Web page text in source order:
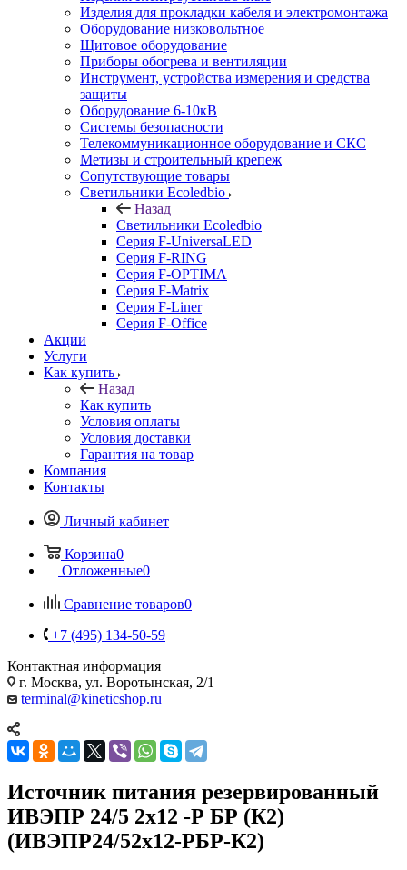
Изделия для прокладки кабеля и электромонтажа
Оборудование низковольтное
Щитовое оборудование
Приборы обогрева и вентиляции
Инструмент, устройства измерения и средства
защиты
Оборудование 6-10кВ
Системы безопасности
Телекоммуникационное оборудование и СКС
Метизы и строительный крепеж
Сопутствующие товары
Светильники Ecoledbio
Назад
Светильники Ecoledbio
Серия F-UniversaLED
Серия F-RING
Серия F-OPTIMA
Серия F-Matrix
Серия F-Liner
Серия F-Office
Акции
Услуги
Как купить
Назад
Как купить
Условия оплаты
Условия доставки
Гарантия на товар
Компания
Контакты
Личный кабинет
Корзина0
Отложенные0
Сравнение товаров0
+7 (495) 134-50-59
Контактная информация
г. Москва, ул. Воротынская, 2/1
terminal@kineticshop.ru
Источник питания резервированный
ИВЭПР 24/5 2х12 -Р БР (К2)
(ИВЭПР24/52х12-РБР-К2)